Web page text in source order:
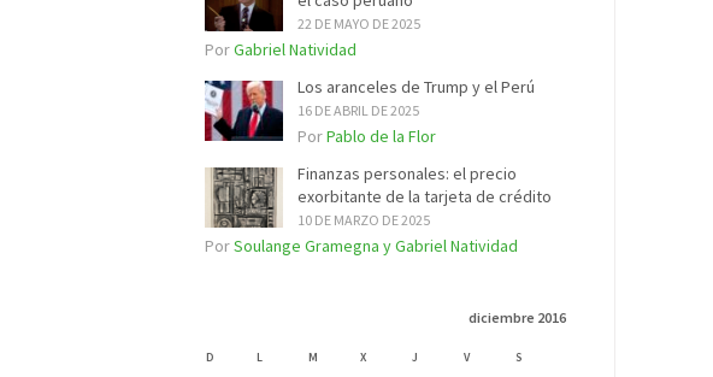
22 DE MAYO DE 2025
PorGabriel Natividad
Los aranceles de Trump y el Perú
16 DE ABRIL DE 2025
PorPablo de la Flor
Finanzas personales: el precio
exorbitante de la tarjeta de crédito
10 DE MARZO DE 2025
PorSoulange Gramegna y Gabriel Natividad
diciembre 2016
D L M X J V S